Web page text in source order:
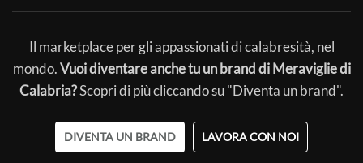
Il marketplace per gli appassionati di calabresità, nel
mondo.Vuoi diventare anche tu un brand di Meraviglie di
Calabria?Scopri di più cliccando su "Diventa un brand".
DIVENTA UN BRAND LAVORA CON NOI